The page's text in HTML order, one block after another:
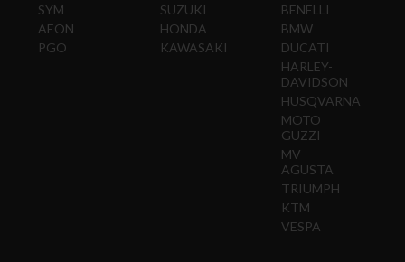
SYM
AEON
PGO
SUZUKI
HONDA
KAWASAKI
BENELLI
BMW
DUCATI
HARLEY-
DAVIDSON
HUSQVARNA
MOTO
GUZZI
MV
AGUSTA
TRIUMPH
KTM
VESPA